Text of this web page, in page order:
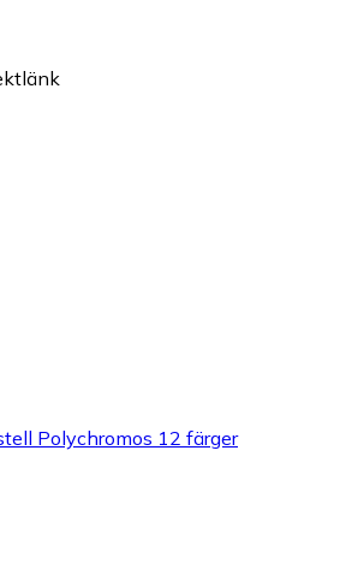
Polychromos 12 färger